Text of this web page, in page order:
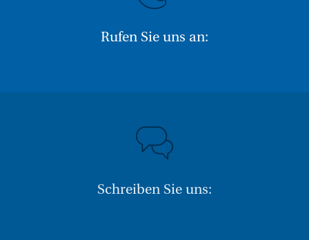
Rufen Sie uns an:
Schreiben Sie uns: